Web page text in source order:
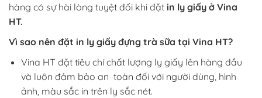
hàng có sự hài lòng tuyệt đối khi đặt in ly giấy ở Vina
HT.
Vì sao nên đặt in ly giấy đựng trà sữa tại Vina HT?
Vina HT đặt tiêu chí chất lượng ly giấy lên hàng đầu
và luôn đảm bảo an toàn đối với người dùng, hình
ảnh, màu sắc in trên ly sắc nét.